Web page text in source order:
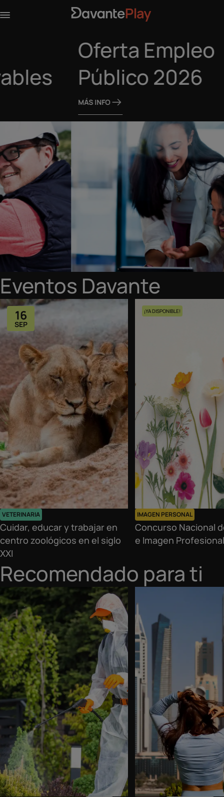
Oferta Empleo
Público 2026
Eventos Davante
16
SEP
VETERINARIA
Cuidar, educar y trabajar en
centro zoológicos en el siglo
XXI
¡YA DISPONIBLE!
IMAGEN PERSONAL
Concurso Nacional
e Imagen Profesional
Recomendado para ti